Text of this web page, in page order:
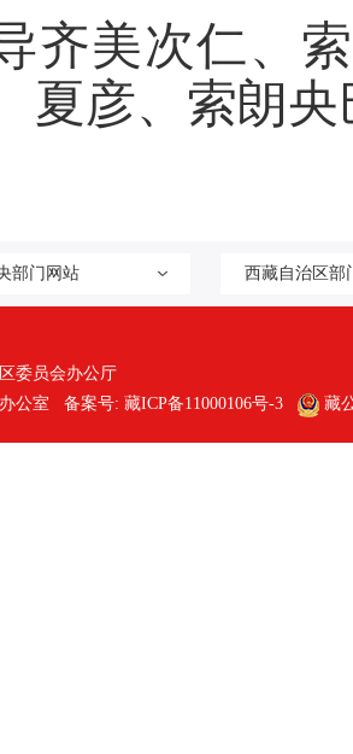
齐美次仁、
夏彦、索朗
部门网站 西藏自治区部
委员会办公厅
公室 备案号: 藏ICP备11000106号-3 藏